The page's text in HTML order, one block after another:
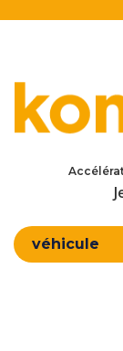
véhicule